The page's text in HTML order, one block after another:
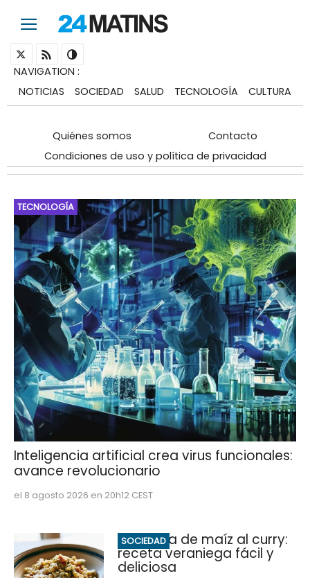
NAVIGATION :
NOTICIAS
SOCIEDAD SALUD TECNOLOGÍA CULTURA
Quiénes somos
Contacto
Condiciones de uso y política de privacidad
TECNOLOGÍA
Inteligencia artificial crea virus funcionales:
avance revolucionario
el 8 agosto 2026 en 20h12 CEST
SOCIEDAD
Ensalada de maíz al curry:
receta veraniega fácil y
deliciosa